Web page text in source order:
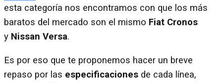
esta categoría nos encontramos con que los más
baratos del mercado son el mismo Fiat Cronos
y Nissan Versa.
Es por eso que te proponemos hacer un breve
repaso por las especificaciones de cada línea,